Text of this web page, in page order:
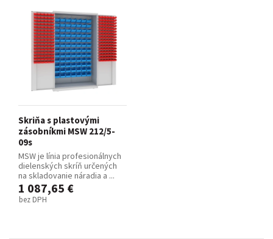
Skriňa s plastovými
zásobníkmi MSW 212/5-
09s
MSW je línia profesionálnych
dielenských skríň určených
na skladovanie náradia a ...
1 087,65 €
bez DPH